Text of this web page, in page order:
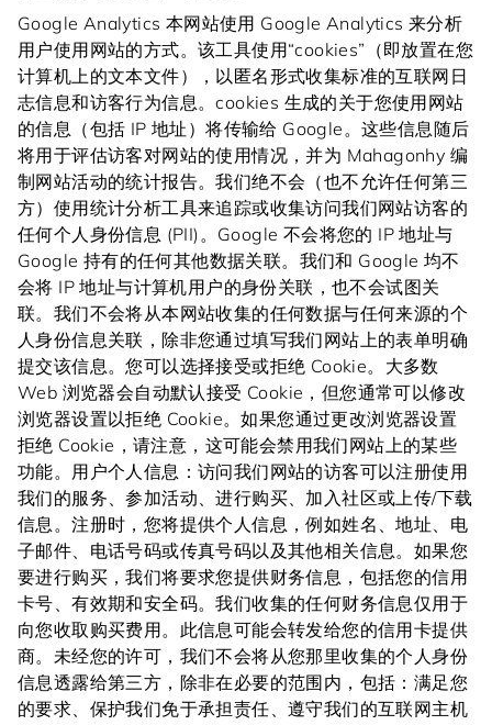
Google Analytics 本网站使用 Google Analytics 来分析
用户使用网站的方式。该工具使用“cookies”（即放置在您
计算机上的文本文件），以匿名形式收集标准的互联网日
志信息和访客行为信息。cookies 生成的关于您使用网站
的信息（包括 IP 地址）将传输给 Google。这些信息随后
将用于评估访客对网站的使用情况，并为 Mahagonhy 编
制网站活动的统计报告。我们绝不会（也不允许任何第三
方）使用统计分析工具来追踪或收集访问我们网站访客的
任何个人身份信息 (PII)。Google 不会将您的 IP 地址与
Google 持有的任何其他数据关联。我们和 Google 均不
会将 IP 地址与计算机用户的身份关联，也不会试图关
联。我们不会将从本网站收集的任何数据与任何来源的个
人身份信息关联，除非您通过填写我们网站上的表单明确
提交该信息。您可以选择接受或拒绝 Cookie。大多数
Web 浏览器会自动默认接受 Cookie，但您通常可以修改
浏览器设置以拒绝 Cookie。如果您通过更改浏览器设置
拒绝 Cookie，请注意，这可能会禁用我们网站上的某些
功能。用户个人信息：访问我们网站的访客可以注册使用
我们的服务、参加活动、进行购买、加入社区或上传/下载
信息。注册时，您将提供个人信息，例如姓名、地址、电
子邮件、电话号码或传真号码以及其他相关信息。如果您
要进行购买，我们将要求您提供财务信息，包括您的信用
卡号、有效期和安全码。我们收集的任何财务信息仅用于
向您收取购买费用。此信息可能会转发给您的信用卡提供
商。未经您的许可，我们不会将从您那里收集的个人身份
信息透露给第三方，除非在必要的范围内，包括：满足您
的要求、保护我们免于承担责任、遵守我们的互联网主机